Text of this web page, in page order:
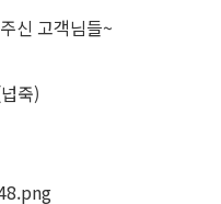
신 고객님들~
죽)